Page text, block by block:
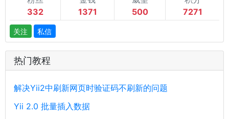
332
1371
500
7271
关注 私信
热门教程
解决Yii2中刷新网页时验证码不刷新的问题
Yii 2.0 批量插入数据